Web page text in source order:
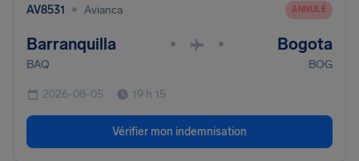
AV8531 • Avianca ANNULÉ
Barranquilla • • Bogota
BAQ BOG
2026-08-05 19 h 15
Vérifier mon indemnisation